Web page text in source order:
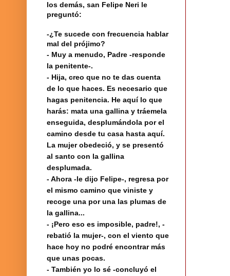
los demás, san Felipe Neri le
preguntó:
-¿Te sucede con frecuencia hablar
mal del prójimo?
- Muy a menudo, Padre -responde
la penitente-.
- Hija, creo que no te das cuenta
de lo que haces. Es necesario que
hagas penitencia. He aquí lo que
harás: mata una gallina y tráemela
enseguida, desplumándola por el
camino desde tu casa hasta aquí.
La mujer obedeció, y se presentó
al santo con la gallina
desplumada.
- Ahora -le dijo Felipe-, regresa por
el mismo camino que viniste y
recoge una por una las plumas de
la gallina...
- ¡Pero eso es imposible, padre!, -
rebatió la mujer-, con el viento que
hace hoy no podré encontrar más
que unas pocas.
- También yo lo sé -concluyó el